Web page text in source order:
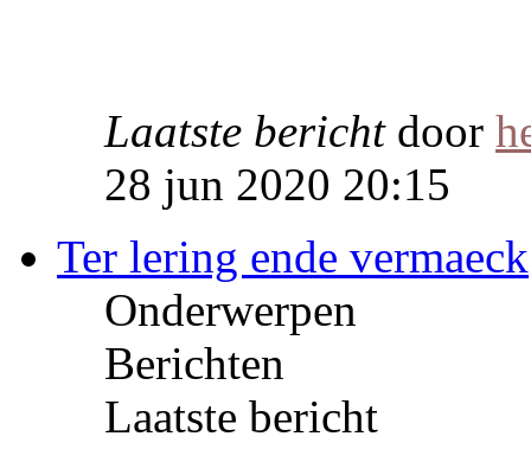
Laatste berichtdoor
28 jun 2020 20:15
Ter lering ende vermaeck
Onderwerpen
Berichten
Laatste bericht